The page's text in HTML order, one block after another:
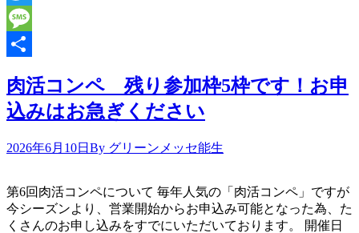
Twitter
Message
有
肉活コンペ 残り参加枠5枠です！お申
込みはお急ぎください
2026年6月10日 By グリーンメッセ能生
第6回肉活コンペについて 毎年人気の「肉活コンペ」ですが
今シーズンより、営業開始からお申込み可能となった為、た
くさんのお申し込みをすでにいただいております。 開催日